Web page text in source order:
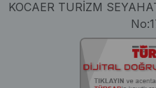
KOCAER TURİZM